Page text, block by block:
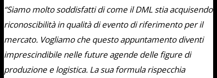
“Siamo molto soddisfatti di come il DML stia acquisendo
riconoscibilità in qualità di evento di riferimento per il
mercato. Vogliamo che questo appuntamento diventi
imprescindibile nelle future agende delle figure di
produzione e logistica. La sua formula rispecchia